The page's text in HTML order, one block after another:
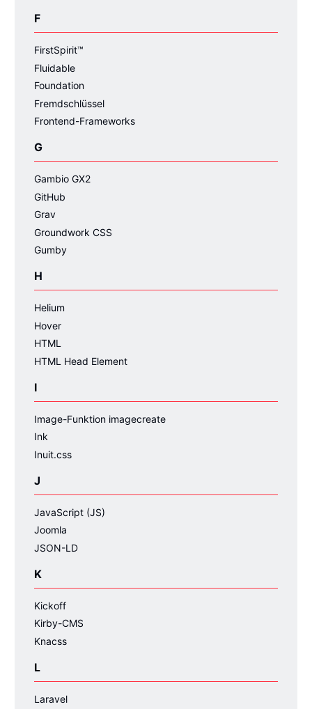
F
FirstSpirit™
Fluidable
Foundation
Fremdschlüssel
Frontend-Frameworks
G
Gambio GX2
GitHub
Grav
Groundwork CSS
Gumby
H
Helium
Hover
HTML
HTML Head Element
I
Image-Funktion imagecreate
Ink
Inuit.css
J
JavaScript (JS)
Joomla
JSON-LD
K
Kickoff
Kirby-CMS
Knacss
L
Laravel